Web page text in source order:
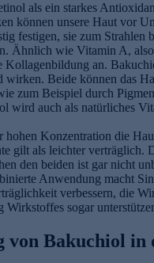
als ein starkes
können unsere Haut vor
festigen, sie zum Strahlen
Ähnlich wie Vitamin A,
Kollagenbildung an.
wirken. Beide können das
zum Beispiel durch
wird auch als natürliches
hohen Konzentration die
gilt als leichter verträglich.
den beiden ist gar nicht
Anwendung macht
verbessern, die
sogar
von Bakuchiol in